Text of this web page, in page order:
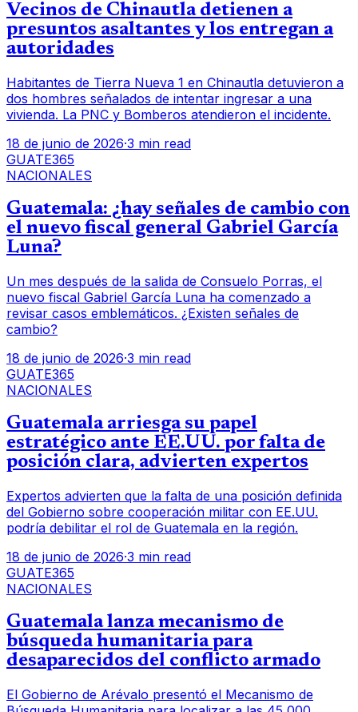
Vecinos de Chinautla detienen a
presuntos asaltantes y los entregan a
autoridades
Habitantes de Tierra Nueva 1 en Chinautla detuvieron a
dos hombres señalados de intentar ingresar a una
vivienda. La PNC y Bomberos atendieron el incidente.
18 de junio de 2026·3 min read
GUATE365
NACIONALES
Guatemala: ¿hay señales de cambio con
el nuevo fiscal general Gabriel García
Luna?
Un mes después de la salida de Consuelo Porras, el
nuevo fiscal Gabriel García Luna ha comenzado a
revisar casos emblemáticos. ¿Existen señales de
cambio?
18 de junio de 2026·3 min read
GUATE365
NACIONALES
Guatemala arriesga su papel
estratégico ante EE.UU. por falta de
posición clara, advierten expertos
Expertos advierten que la falta de una posición definida
del Gobierno sobre cooperación militar con EE.UU.
podría debilitar el rol de Guatemala en la región.
18 de junio de 2026·3 min read
GUATE365
NACIONALES
Guatemala lanza mecanismo de
búsqueda humanitaria para
desaparecidos del conflicto armado
El Gobierno de Arévalo presentó el Mecanismo de